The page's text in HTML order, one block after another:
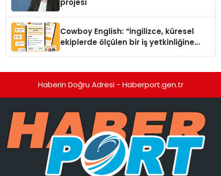
Cowboy English: “İngilizce, küresel
ekiplerde ölçülen bir iş yetkinliğine
Haberin Doğru Adresi - Haberport.gen.tr